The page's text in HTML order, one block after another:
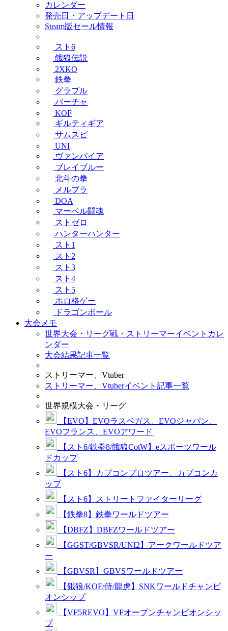
カレンダー
発売日・アップデート日
Steam版セール情報
スト6
餓狼伝説
2XKO
鉄拳
グラブル
バーチャ
KOF
ギルティギア
サムスピ
UNI
ヴァンパイア
ブレイブルー
北斗の拳
メルブラ
DOA
マーベル闘魂
ストゼロ
ハンターハンター
スト1
スト2
スト3
スト4
スト5
ホロ格ゲー
ドラゴンボール
大会メモ
世界大会・リーグ戦・ストリーマーイベントカレ
ンダー
大会結果記事一覧
ストリーマー、Vtuber
ストリーマー、Vtuberイベント記事一覧
世界規模大会・リーグ
【EVO】EVOラスベガス、EVOジャパン、
EVOフランス、EVOアワード
【スト6/鉄拳8/餓狼CotW】eスポーツワール
ドカップ
【スト6】カプコンプロツアー、カプコンカ
ップ
【スト6】ストリートファイターリーグ
【鉄拳8】鉄拳ワールドツアー
【DBFZ】DBFZワールドツアー
【GGST/GBVSR/UNI2】アークワールドツア
ー
【GBVSR】GBVSワールドツアー
【餓狼/KOF/侍/龍虎】SNKワールドチャンピ
オンシップ
【VF5REVO】VFオープンチャンピオンシッ
プ